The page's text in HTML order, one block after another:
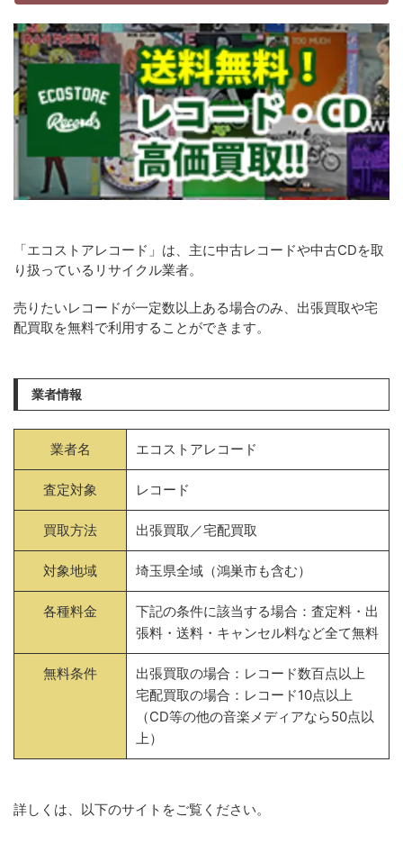
「エコストアレコード」は、主に中古レコードや中古CDを取
り扱っているリサイクル業者。
売りたいレコードが一定数以上ある場合のみ、出張買取や宅
配買取を無料で利用することができます。
業者情報
業者名 エコストアレコード
査定対象 レコード
買取方法 出張買取／宅配買取
対象地域 埼玉県全域（鴻巣市も含む）
各種料金
下記の条件に該当する場合：査定料・出
張料・送料・キャンセル料など全て無料
無料条件
出張買取の場合：レコード数百点以上
宅配買取の場合：レコード10点以上
（CD等の他の音楽メディアなら50点以
上）
詳しくは、以下のサイトをご覧ください。